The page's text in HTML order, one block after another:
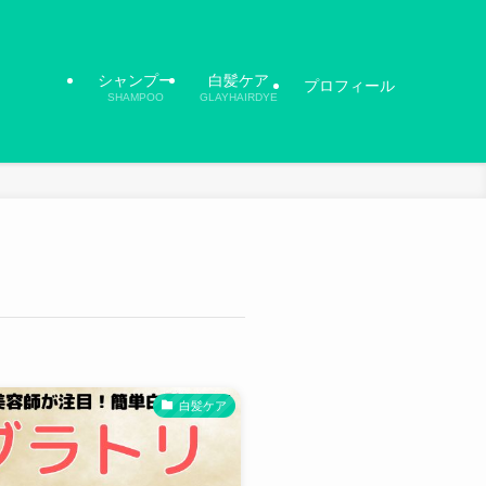
シャンプー
SHAMPOO
白髪ケア
GLAYHAIRDYE
プロフィール
白髪ケア